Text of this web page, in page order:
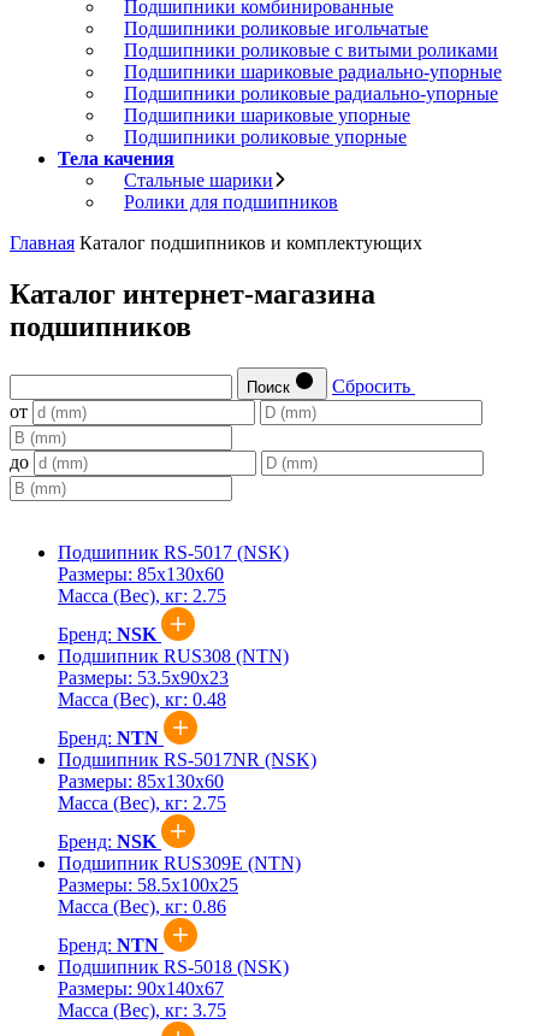
Подшипники комбинированные
Подшипники роликовые игольчатые
Подшипники роликовые с витыми роликами
Подшипники шариковые радиально-упорные
Подшипники роликовые радиально-упорные
Подшипники шариковые упорные
Подшипники роликовые упорные
Тела качения
Стальные шарики
Ролики для подшипников
Главная Каталог подшипников и комплектующих
Каталог интернет-магазина
подшипников
Поиск
Сбросить
от
до
Подшипник RS-5017 (NSK)
Размеры: 85x130x60
Масса (Вес), кг: 2.75
Бренд: NSK
Подшипник RUS308 (NTN)
Размеры: 53.5x90x23
Масса (Вес), кг: 0.48
Бренд: NTN
Подшипник RS-5017NR (NSK)
Размеры: 85x130x60
Масса (Вес), кг: 2.75
Бренд: NSK
Подшипник RUS309E (NTN)
Размеры: 58.5x100x25
Масса (Вес), кг: 0.86
Бренд: NTN
Подшипник RS-5018 (NSK)
Размеры: 90x140x67
Масса (Вес), кг: 3.75